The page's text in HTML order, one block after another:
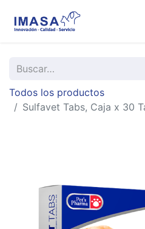
Todos los productos
Sulfavet Tabs, Caja x 30